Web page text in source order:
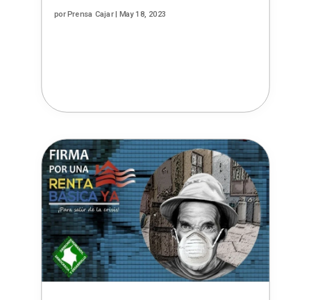
porPrensa Cajar| May 18, 2023